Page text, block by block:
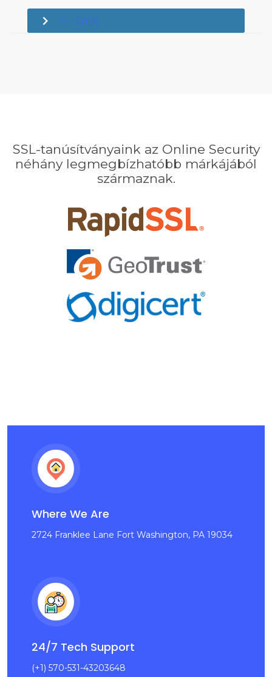
GYIK
SSL-tanúsítványaink az Online Security
néhány legmegbízhatóbb márkájából
származnak.
Where We Are
2724 Franklee Lane Fort Washington, PA 19034
24/7 Tech Support
(+1) 570-531-43203648